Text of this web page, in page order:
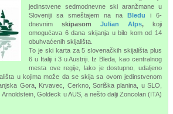
jedinstvene sedmodnevne ski aranžmane u
Sloveniji sa smeštajem na naBledu i 6-
dnevnimskipasomJulian Alps, koji
omogućava 6 dana skijanja u bilo kom od 14
obuhvaćenih skijališta.
To jeski karta za 5 slovenačkih skijališta plus
6 u Italiji i 3 u Austriji.
Iz Bleda, kao centralnog
mesta ove regije, lako je dostupno,udaljeno
u kojima može da se skija sa ovom jedinstvenom
Gora, Krvavec, Cerkno, Soriška planina, u SLO,
Goldeck u AUS, a nešto dalji Zoncolan (ITA)